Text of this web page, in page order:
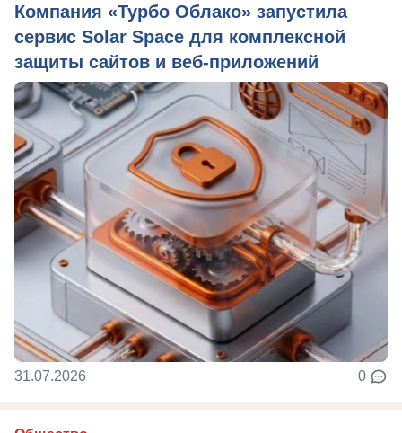
Компания «Турбо Облако» запустила
сервис Solar Space для комплексной
защиты сайтов и веб-приложений
31.07.2026 0